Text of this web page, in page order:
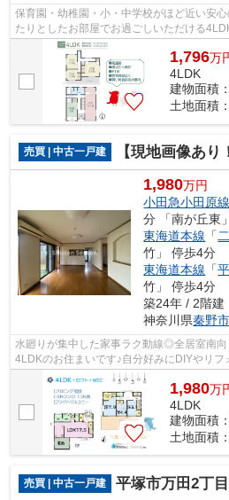
保育園・幼稚園・小・中学校がほど近い安
たりとしたお部屋でお過ごしいただける
いスーパー・コンビニ・ドラッグストア...
1,796万
4LDK
建物面積
土地面積
売買 | 中古一戸建 【現地画像あり！】秦野
1,980万円
小田急小田原線
分 「南が丘東
東海道本線 「
竹」 停歩4分
東海道本線 「
竹」 停歩4分
築24年 / 2階建
神奈川県秦野
水廻りが集中した家事ラク動線◎全居室南
4LDKのお住まいです♪自分好みにDIYやリ
もおすすめの当社専任物件です。 お気軽にお
1,980万
4LDK
建物面積
土地面積
売買 | 中古一戸建 平塚市万田2丁目